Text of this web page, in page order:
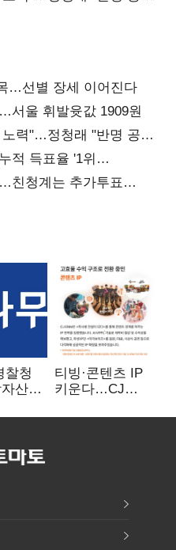
…선별 장세 이어진다
서울 휘발윳값 1909원
력"…정청래 "반명 공세
적 득표율 '1위
친청계는 추가투표
찰청
산
업
티빙·콘텐츠 IP
키운다…CJ
글로벌 확장 가속